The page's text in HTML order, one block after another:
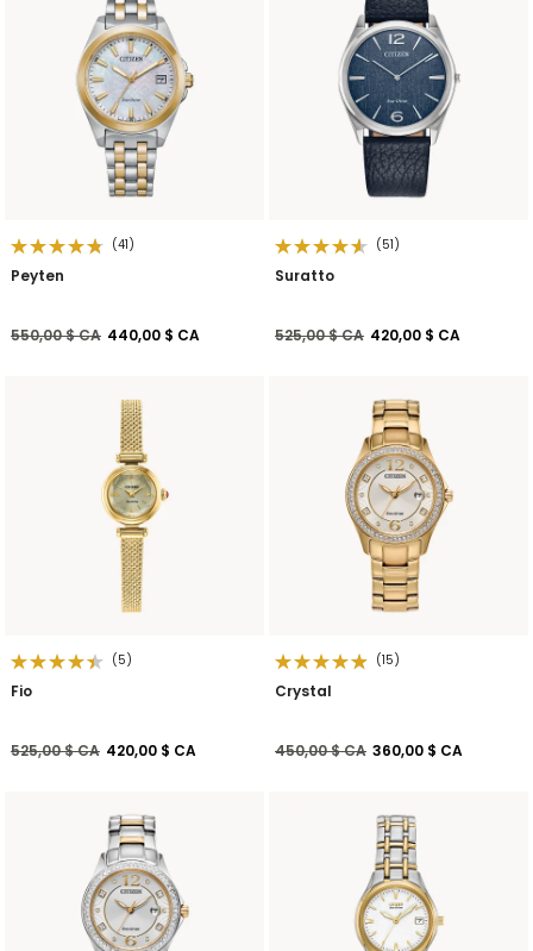
(41)
Peyten
Prix réduit de
550,00 $ CAà440,00 $ CA
(51)
Suratto
Prix réduit de
525,00 $ CAà420,00 $ CA
(5)
Fio
Prix réduit de
525,00 $ CAà420,00 $ CA
(15)
Crystal
Prix réduit de
450,00 $ CAà360,00 $ CA